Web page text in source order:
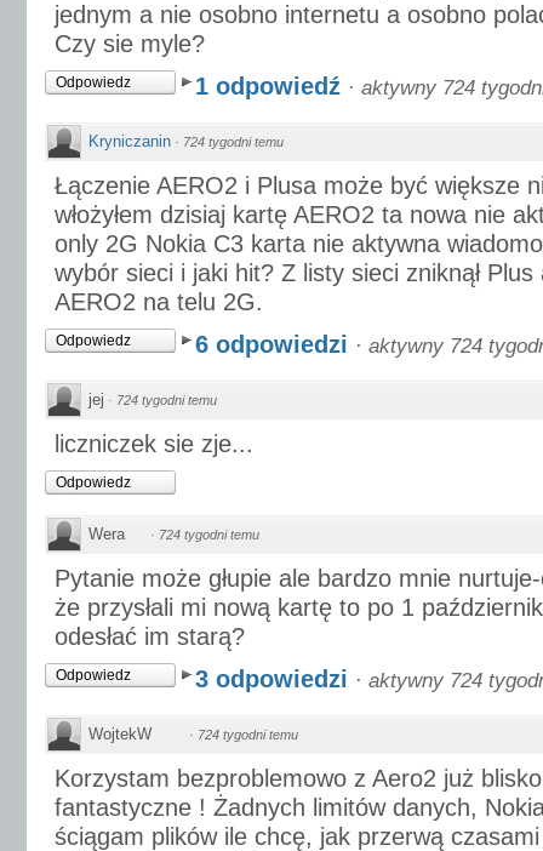
jednym a nie osobno internetu a osobno
Czy sie myle?
Odpowiedz 1 odpowiedź · aktywny 724
Kryniczanin · 724 tygodni temu
Łączenie AERO2 i Plusa może być większe
włożyłem dzisiaj kartę AERO2 ta nowa nie
only 2G Nokia C3 karta nie aktywna
wybór sieci i jaki hit? Z listy sieci zniknął
AERO2 na telu 2G.
Odpowiedz 6 odpowiedzi · aktywny 724
jej · 724 tygodni temu
liczniczek sie zje...
Odpowiedz
Wera · 724 tygodni temu
Pytanie może głupie ale bardzo mnie
że przysłali mi nową kartę to po 1
odesłać im starą?
Odpowiedz 3 odpowiedzi · aktywny 724
WojtekW · 724 tygodni temu
Korzystam bezproblemowo z Aero2 już
fantastyczne ! Żadnych limitów danych,
ściągam plików ile chcę, jak przerwą